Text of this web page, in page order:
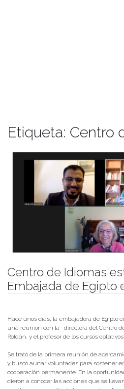
Etiqueta: Centro
Centro de Idiomas
Embajada de Egipto
Hace unos días, la embajadora de Egipto
una reunión con la directora del Centro
Roldán, y el profesor de los cursos
Se trató de la primera reunión de
y buscó aunar voluntades para sostener
cooperación permanente. En la
dieron a conocer las acciones que se